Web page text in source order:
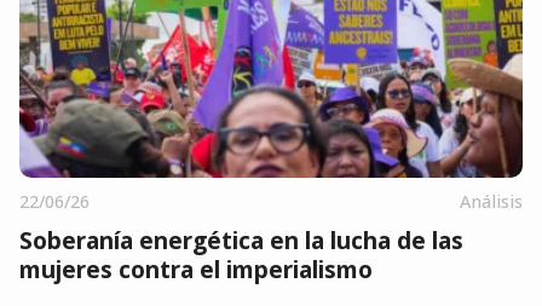
22/06/26 Análisis
Soberanía energética en la lucha de las
mujeres contra el imperialismo